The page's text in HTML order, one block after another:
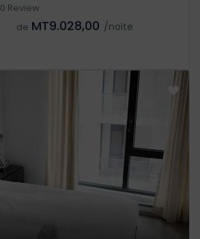
0 Review
de MT9.028,00 /noite